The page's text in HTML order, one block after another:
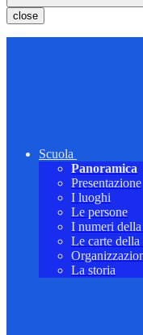
close
Scuola
Panoramica
Presentazione
I luoghi
Le persone
I numeri della
Le carte della
La storia